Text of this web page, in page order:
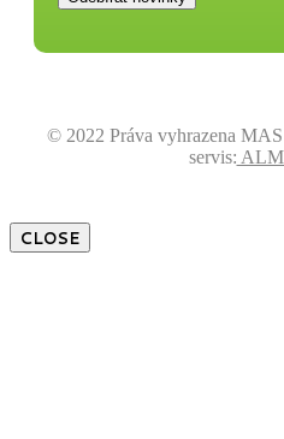
© 2022 Práva vyhrazena
servis:
CLOSE